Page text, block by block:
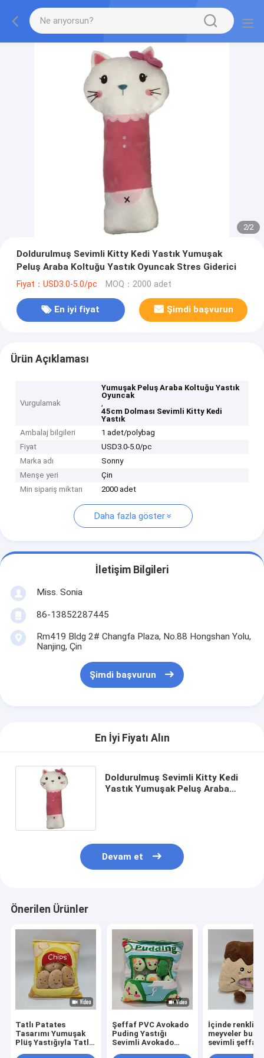
2/2
Doldurulmuş Sevimli Kitty Kedi Yastık Yumuşak
Peluş Araba Koltuğu Yastık Oyuncak Stres Giderici
Fiyat：USD3.0-5.0/pc MOQ：2000 adet
En iyi fiyat Şimdi başvurun
Ürün Açıklaması
Vurgulamak
Yumuşak Peluş Araba Koltuğu Yastık
Oyuncak
,
45cm Dolması Sevimli Kitty Kedi
Yastık
Ambalaj bilgileri
1 adet/polybag
Fiyat
USD3.0-5.0/pc
Marka adı
Sonny
Menşe yeri
Çin
Min sipariş miktarı
2000 adet
Daha fazla göster
İletişim Bilgileri
Miss. Sonia
86-13852287445
Rm419 Bldg 2# Changfa Plaza, No.88 Hongshan Yolu,
Nanjing, Çin
Şimdi başvurun
En İyi Fiyatı Alın
Doldurulmuş Sevimli Kitty Kedi
Yastık Yumuşak Peluş Araba
Devam et
Önerilen Ürünler
Tatlı Patates
Tasarımı Yumuşak
Plüş Yastığıyla Tatlı
Şeffaf PVC Avokado
Puding Yastığı
Sevimli Avokado
İçinde renkli
meyveler
sevimli şeffaf